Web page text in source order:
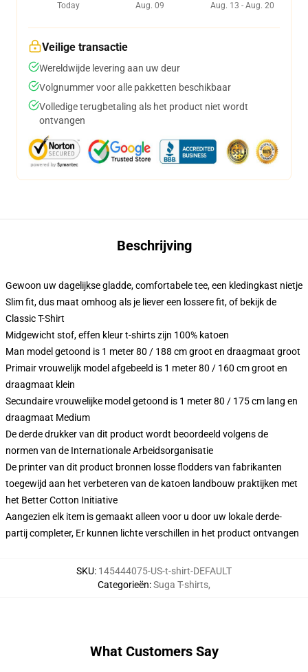
Today
Aug. 09
Aug. 13 - Aug. 20
Veilige transactie
Wereldwijde levering aan uw deur
Volgnummer voor alle pakketten beschikbaar
Volledige terugbetaling als het product niet wordt
ontvangen
Beschrijving
Gewoon uw dagelijkse gladde, comfortabele tee, een kledingkast nietje
Slim fit, dus maat omhoog als je liever een lossere fit, of bekijk de
Classic T-Shirt
Midgewicht stof, effen kleur t-shirts zijn 100% katoen
Man model getoond is 1 meter 80 / 188 cm groot en draagmaat groot
Primair vrouwelijk model afgebeeld is 1 meter 80 / 160 cm groot en
draagmaat klein
Secundaire vrouwelijke model getoond is 1 meter 80 / 175 cm lang en
draagmaat Medium
De derde drukker van dit product wordt beoordeeld volgens de
normen van de Internationale Arbeidsorganisatie
De printer van dit product bronnen losse flodders van fabrikanten
toegewijd aan het verbeteren van de katoen landbouw praktijken met
het Better Cotton Initiative
Aangezien elk item is gemaakt alleen voor u door uw lokale derde-
partij completer, Er kunnen lichte verschillen in het product ontvangen
SKU: 145444075-US-t-shirt-DEFAULT
Categorieën:Suga T-shirts,
What Customers Say